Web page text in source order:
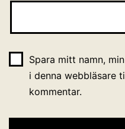
Spara mitt namn,
i denna webbläsare
kommentar.